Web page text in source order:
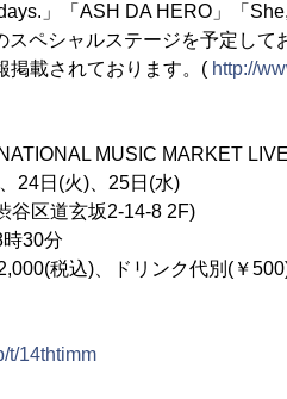
」「ASH DA HERO」「
ペシャルステージを予定して
掲載されております。( http://
MUSIC MARKET LIVE
日(火)、25日(水)
道玄坂2-14-8 2F)
30分
税込)、ドリンク代別(￥
t/14thtimm